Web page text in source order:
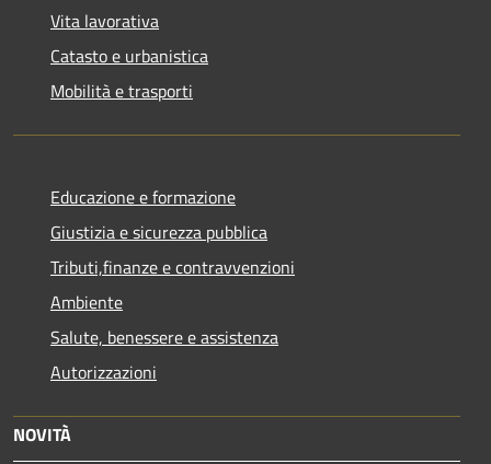
Vita lavorativa
Catasto e urbanistica
Mobilità e trasporti
Educazione e formazione
Giustizia e sicurezza pubblica
Tributi,finanze e contravvenzioni
Ambiente
Salute, benessere e assistenza
Autorizzazioni
NOVITÀ